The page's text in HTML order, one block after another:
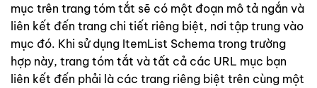
mục trên trang tóm tắt sẽ có một đoạn mô tả ngắn và
liên kết đến trang chi tiết riêng biệt, nơi tập trung vào
mục đó. Khi sử dụng ItemList Schema trong trường
hợp này, trang tóm tắt và tất cả các URL mục bạn
liên kết đến phải là các trang riêng biệt trên cùng một